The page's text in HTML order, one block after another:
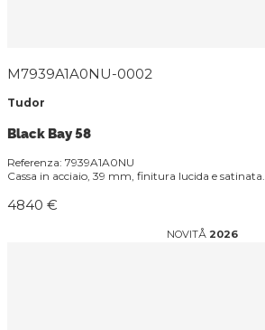
M7939A1A0NU-0002
Tudor
Black Bay 58
Referenza: 7939A1A0NU
Cassa in acciaio, 39 mm, finitura lucida e satinata.
4840 €
NOVITÅ 2026